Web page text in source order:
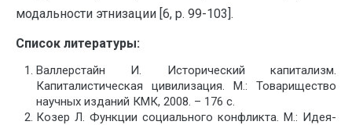
модальности этнизации [6, p. 99-103].
Список литературы:
Валлерстайн И. Исторический капитализм.
Капиталистическая цивилизация. М.: Товарищество
научных изданий КМК, 2008. – 176 с.
Козер Л. Функции социального конфликта. М.: Идея-